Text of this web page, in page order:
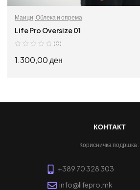
Маици Облека и опрема
Life Pro Oversize 01
(0)
1.300,00ден
КОНТАКТ
Корисничка подршка :
+389 70 328 303
info@lifepro.mk